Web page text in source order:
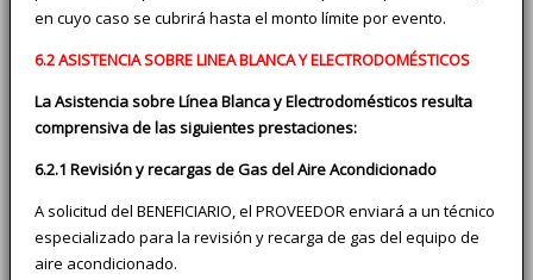
en cuyo caso se cubrirá hasta el monto límite por evento.
6.2 ASISTENCIA SOBRE LINEA BLANCA Y ELECTRODOMÉSTICOS
La Asistencia sobre Línea Blanca y Electrodomésticos resulta
comprensiva de las siguientes prestaciones:
6.2.1 Revisión y recargas de Gas del Aire Acondicionado
A solicitud del BENEFICIARIO, el PROVEEDOR enviará a un técnico
especializado para la revisión y recarga de gas del equipo de
aire acondicionado.